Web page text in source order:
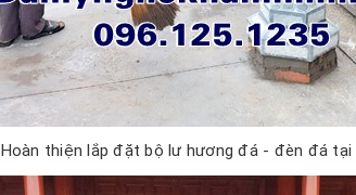
Hoàn thiện lắp đặt bộ lư hương đá - đèn đá tại